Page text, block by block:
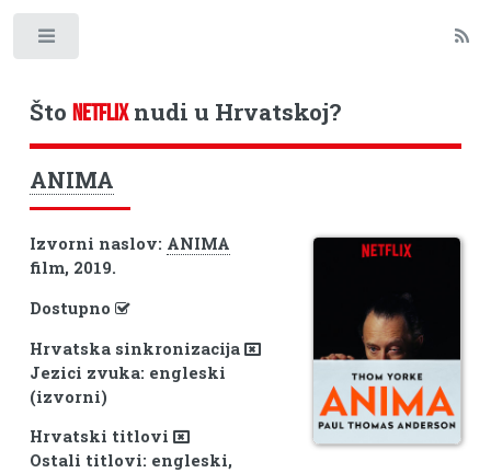
Što NETFLIXnudi u Hrvatskoj?
ANIMA
Izvorni naslov: ANIMA
film, 2019.
Dostupno
Hrvatska sinkronizacija
Jezici zvuka: engleski
(izvorni)
Hrvatski titlovi
Ostali titlovi: engleski,